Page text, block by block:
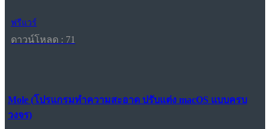
ฟรีแวร์
ดาวน์โหลด : 71
Mole (โปรแกรมทำความสะอาด ปรับแต่ง macOS แบบครบ
วงจร)